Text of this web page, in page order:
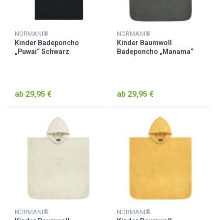
NORMANI®
Kinder Badeponcho
„Puwai“ Schwarz
ab 29,95 €
NORMANI®
Kinder Baumwoll
Badeponcho „Manama“
ab 29,95 €
NORMANI® NORMANI®